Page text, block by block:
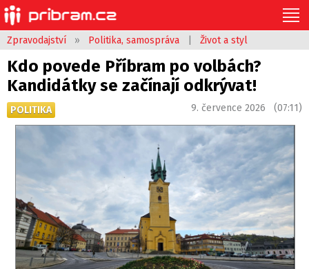
Zpravodajství » Politika, samospráva Život a styl
Kdo povede Příbram po volbách?
Kandidátky se začínají odkrývat!
POLITIKA 9. července 2026 (07:11)